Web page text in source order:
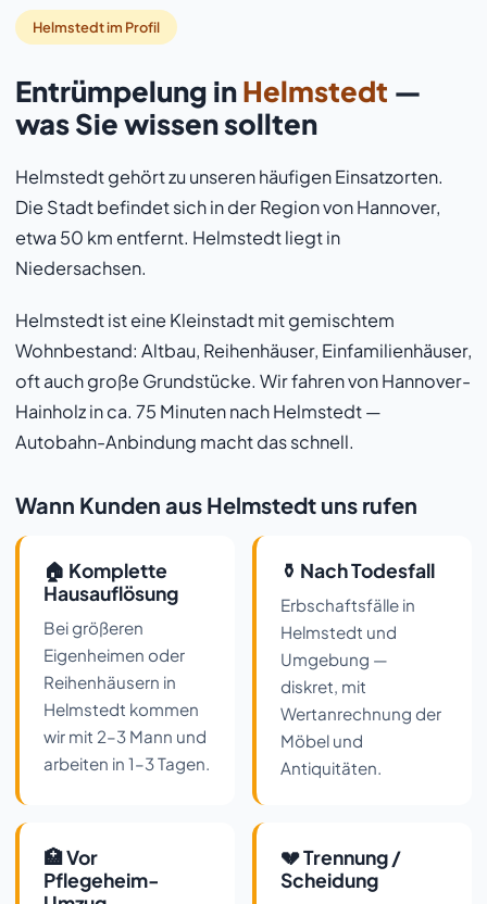
Helmstedt im Profil
Entrümpelung inHelmstedt —
was Sie wissen sollten
Helmstedt gehört zu unseren häufigen Einsatzorten.
Die Stadt befindet sich in der Region von Hannover,
etwa 50 km entfernt. Helmstedt liegt in
Niedersachsen.
Helmstedt ist eine Kleinstadt mit gemischtem
Wohnbestand: Altbau, Reihenhäuser, Einfamilienhäuser,
oft auch große Grundstücke. Wir fahren von Hannover-
Hainholz in ca. 75 Minuten nach Helmstedt —
Autobahn-Anbindung macht das schnell.
Wann Kunden aus Helmstedt uns rufen
🏠 Komplette
Hausauflösung
Bei größeren
Eigenheimen oder
Reihenhäusern in
Helmstedt kommen
wir mit 2–3 Mann und
arbeiten in 1–3 Tagen.
⚱️ Nach Todesfall
Erbschaftsfälle in
Helmstedt und
Umgebung —
diskret, mit
Wertanrechnung der
Möbel und
Antiquitäten.
🏥 Vor
Pflegeheim-
💔 Trennung /
Scheidung